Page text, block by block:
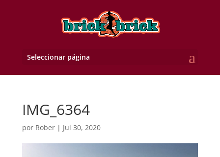
Seleccionar página
IMG_6364
por Rober| Jul 30, 2020